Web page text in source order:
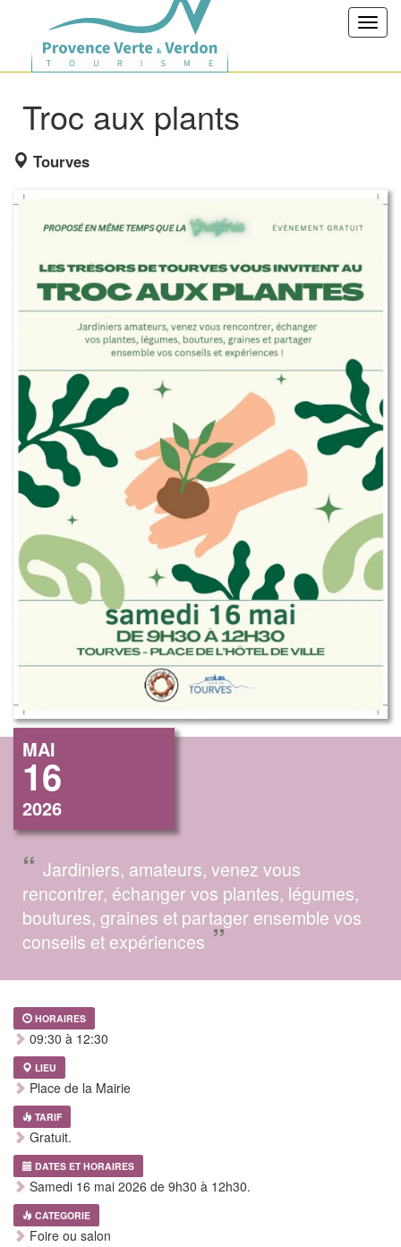
Troc aux plants
Tourves
MAI
16
2026
“ Jardiniers, amateurs, venez vous
rencontrer, échanger vos plantes, légumes,
boutures, graines et partager ensemble vos
conseils et expériences ”
HORAIRES
09:30 à 12:30
LIEU
Place de la Mairie
TARIF
Gratuit.
DATES ET HORAIRES
Samedi 16 mai 2026 de 9h30 à 12h30.
CATEGORIE
Foire ou salon